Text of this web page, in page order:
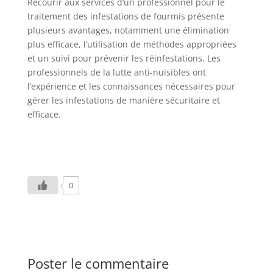
traitement des infestations de fourmis présente
plusieurs avantages, notamment une élimination
plus efficace, l’utilisation de méthodes appropriées
et un suivi pour prévenir les réinfestations. Les
professionnels de la lutte anti-nuisibles ont
l’expérience et les connaissances nécessaires pour
gérer les infestations de manière sécuritaire et
efficace.
0
Poster le commentaire